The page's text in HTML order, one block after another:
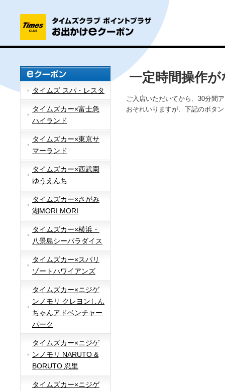
タイムズ スパ・レスタ
タイムズカー×富士急
ハイランド
タイムズカー×東京サ
マーランド
タイムズカー×西武園
ゆうえんち
タイムズカー×さがみ
湖MORI MORI
タイムズカー×横浜・
八景島シーパラダイス
タイムズカー×スパリ
ゾートハワイアンズ
タイムズカー×ニジゲ
ンノモリ クレヨンしん
ちゃんアドベンチャー
パーク
タイムズカー×ニジゲ
ンノモリ NARUTO &
BORUTO 忍里
タイムズカー×ニジゲ
一定時間操作
ご入店いただいてから、30分間
おそれいりますが、下記のボタ